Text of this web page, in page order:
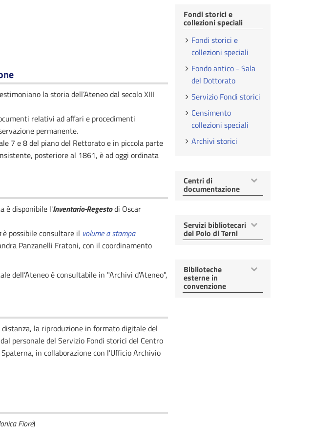
la storia dell’Ateneo dal secolo XIII
relativi ad affari e procedimenti
permanente.
7 e 8 del piano del Rettorato e in piccola parte
posteriore al 1861, è ad oggi ordinata
è disponibile l'Inventario-Regestodi Oscar
è possibile consultare il volume a stampa
Panzanelli Fratoni, con il coordinamento
dell’Ateneo è consultabile in "Archivi d'Ateneo",
la riproduzione in formato digitale del
personale del Servizio Fondi storici del Centro
in collaborazione con l'Ufficio Archivio
Fiore)
Fondi storici e
collezioni speciali
Fondi storici e
collezioni speciali
Fondo antico - Sala
del Dottorato
Servizio Fondi storici
Censimento
collezioni speciali
Archivi storici
Mostra
voci
Centri di
documentazione
Mostra
voci
Servizi bibliotecari
del Polo di Terni
Mostra
voci
Biblioteche
esterne in
convenzione